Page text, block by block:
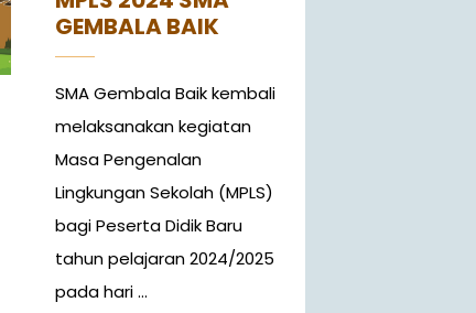
GEMBALA BAIK
SMA Gembala Baik kembali
melaksanakan kegiatan
Masa Pengenalan
Lingkungan Sekolah (MPLS)
bagi Peserta Didik Baru
tahun pelajaran 2024/2025
pada hari ...